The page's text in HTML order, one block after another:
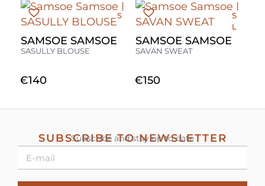
SAMSOE SAMSOE
SASULLY BLOUSE
€140
S
SAMSOE SAMSOE
SAVAN SWEAT
€150
S
L
SUBSCRIBE TO NEWSLETTER
Subscribe and stay up to date